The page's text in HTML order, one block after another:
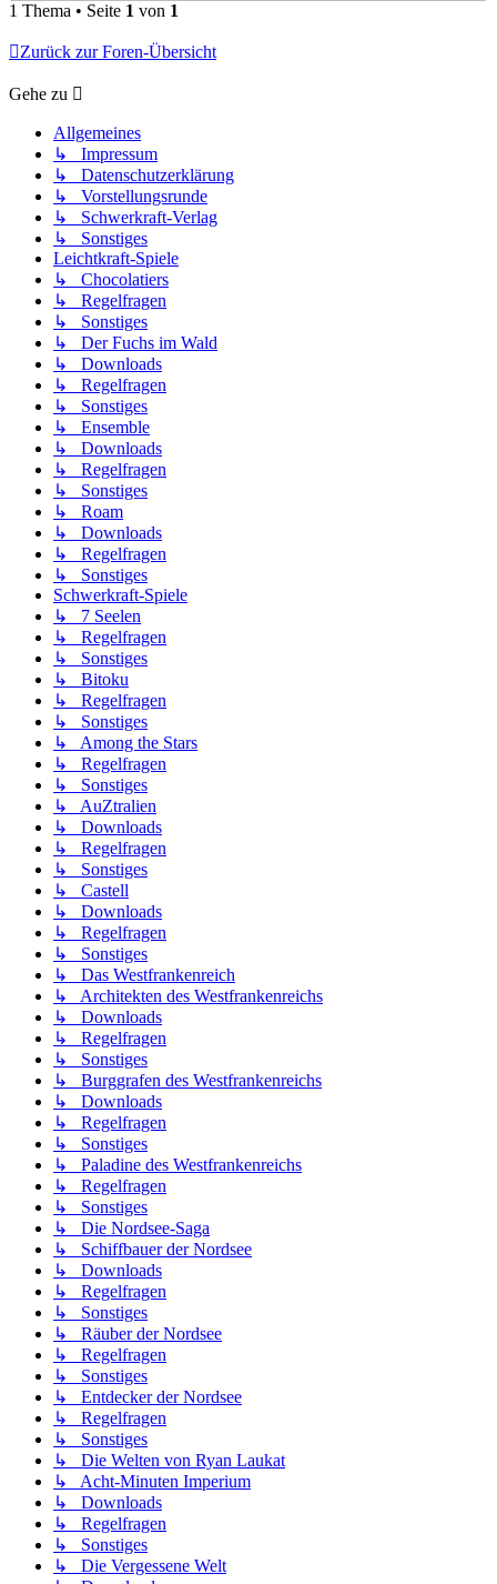
1 Thema • Seite 1 von 1
Zurück zur Foren-Übersicht
Gehe zu
Allgemeines
↳ Impressum
↳ Datenschutzerklärung
↳ Vorstellungsrunde
↳ Schwerkraft-Verlag
↳ Sonstiges
Leichtkraft-Spiele
↳ Chocolatiers
↳ Regelfragen
↳ Sonstiges
↳ Der Fuchs im Wald
↳ Downloads
↳ Regelfragen
↳ Sonstiges
↳ Ensemble
↳ Downloads
↳ Regelfragen
↳ Sonstiges
↳ Roam
↳ Downloads
↳ Regelfragen
↳ Sonstiges
Schwerkraft-Spiele
↳ 7 Seelen
↳ Regelfragen
↳ Sonstiges
↳ Bitoku
↳ Regelfragen
↳ Sonstiges
↳ Among the Stars
↳ Regelfragen
↳ Sonstiges
↳ AuZtralien
↳ Downloads
↳ Regelfragen
↳ Sonstiges
↳ Castell
↳ Downloads
↳ Regelfragen
↳ Sonstiges
↳ Das Westfrankenreich
↳ Architekten des Westfrankenreichs
↳ Downloads
↳ Regelfragen
↳ Sonstiges
↳ Burggrafen des Westfrankenreichs
↳ Downloads
↳ Regelfragen
↳ Sonstiges
↳ Paladine des Westfrankenreichs
↳ Regelfragen
↳ Sonstiges
↳ Die Nordsee-Saga
↳ Schiffbauer der Nordsee
↳ Downloads
↳ Regelfragen
↳ Sonstiges
↳ Räuber der Nordsee
↳ Regelfragen
↳ Sonstiges
↳ Entdecker der Nordsee
↳ Regelfragen
↳ Sonstiges
↳ Die Welten von Ryan Laukat
↳ Acht-Minuten Imperium
↳ Downloads
↳ Regelfragen
↳ Sonstiges
↳ Die Vergessene Welt